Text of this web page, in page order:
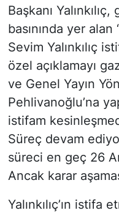
Başkanı
basınında yer alan
Sevim Yalınkılıç
özel açıklamayı
ve Genel Yayın
Pehlivanoğlu’na
istifam
Süreç devam
süreci en geç 26
Ancak karar
Yalınkılıç’ın
TÜRKİYE VE
VİDEO GALERİ
YAŞAM